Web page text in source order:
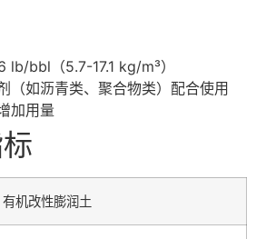
lb/bbl（5.7-17.1 kg/m³）
（如沥青类、聚合物类）配合使用
加用量
有机改性膨润土